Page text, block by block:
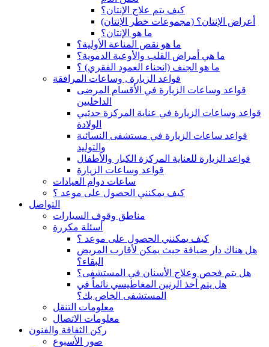
كيف يتم علاج الإنتان؟
(أعراض الإنتان؟ (مجموعات خطر الإنتان
ما هو الإنتان؟
ما هو نقص المناعة الأولية؟
ما هي أمراض القلب والأوعية الدموية؟
ما هو الجنف (انحناء العمود الفقري) ؟
قواعد الزيارة , وساعات المرافقة
قواعد وساعات الزيارة في الأقسام المرضى
الداخليين
قواعد وساعات الزيارة في عناية المركزة حدثيي
الولادة
قواعد ساعات الزيارة في مستشفى النسائية
والتوليد
قواعد الزيارة للعناية المركزة الكبار والأطفال
قواعد وساعات الزيارة
ساعات دوام العيادات
كيف يمكنني الحصول على موعد ؟
التواصل
مناطق وقوف السيارات
أسئلة مكررة
كيف يمكنني الحصول على موعد ؟
هل هناك دار ضيافة حيث يمكن لأقارب المريض
البقاء؟
هل يتم فحص وعلاج الأسنان في المستشفى؟
هل يتم أخذ الرنين المغاطيسي نائماً في
المستشفى الخاص بك؟
معلومات التنقل
معلومات الاتصال
ركن الثقافة والفنون
صور الأسبوع